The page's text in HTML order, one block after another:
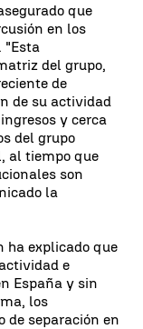
que
en los
"Esta
del grupo,
de
de su actividad
y cerca
del grupo
al tiempo que
son
la
ha explicado que
e
España y sin
los
de separación en